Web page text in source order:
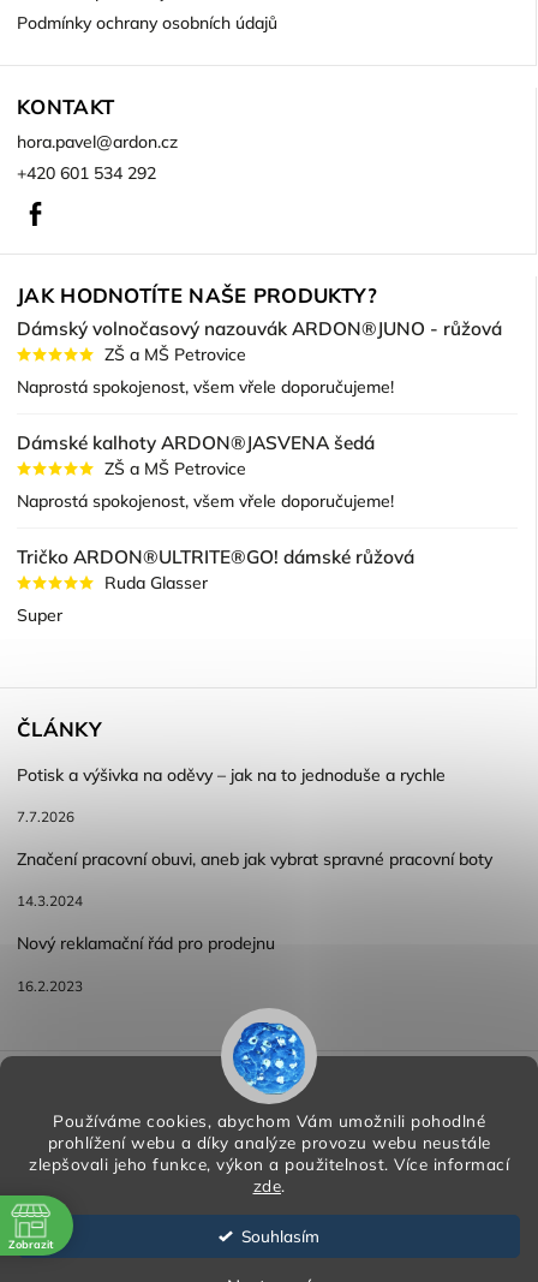
Používáme cookies, abychom Vám umožnili pohodlné
prohlížení webu a díky analýze provozu webu neustále
zlepšovali jeho funkce, výkon a použitelnost. Více informací
zde.
Souhlasím
Podmínky ochrany osobních údajů
KONTAKT
hora.pavel@ardon.cz
+420 601 534 292
JAK HODNOTÍTE NAŠE PRODUKTY?
Dámský volnočasový nazouvák ARDON®JUNO - růžová
ZŠ a MŠ Petrovice
Naprostá spokojenost, všem vřele doporučujeme!
Dámské kalhoty ARDON®JASVENA šedá
ZŠ a MŠ Petrovice
Naprostá spokojenost, všem vřele doporučujeme!
Tričko ARDON®ULTRITE®GO! dámské růžová
Ruda Glasser
Super
ČLÁNKY
Potisk a výšivka na oděvy – jak na to jednoduše a rychle
7.7.2026
Značení pracovní obuvi, aneb jak vybrat spravné pracovní boty
14.3.2024
Nový reklamační řád pro prodejnu
16.2.2023
Reklamace a vracení zboží
Podmínky ochrany osobních údajů
Copyright 2026 HORA PP s.r.o.
Shoptet | Design
Zobrazit